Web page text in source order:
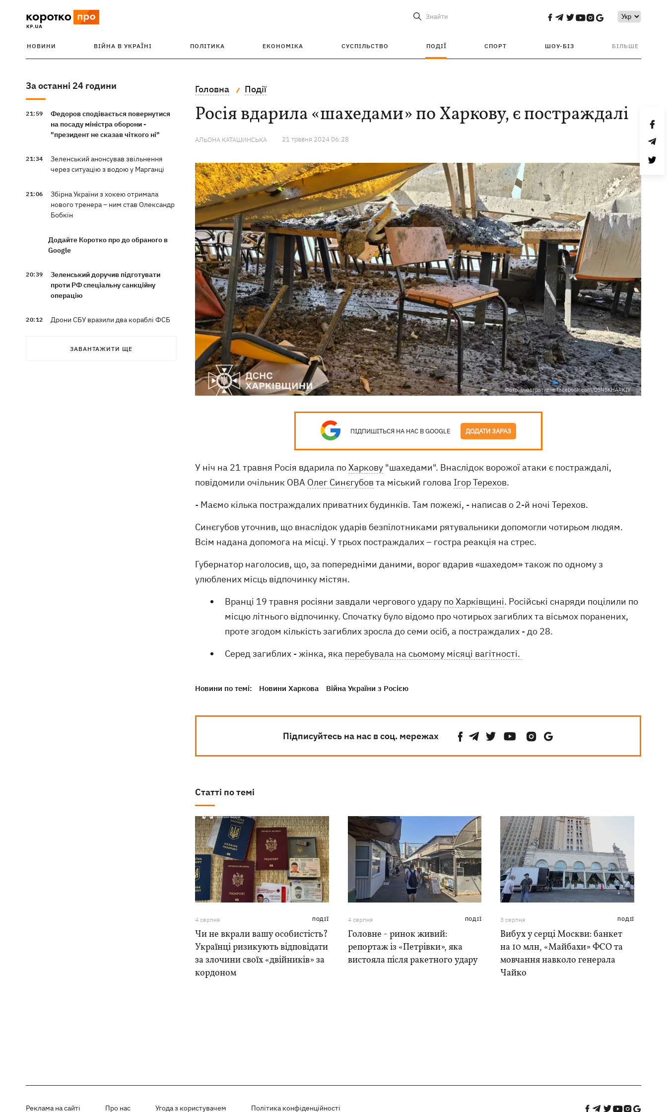
Знайти
НОВИНИ ВІЙНА В УКРАЇНІ ПОЛІТИКА ЕКОНОМІКА СУСПІЛЬСТВО ПОДІЇ СПОРТ ШОУ-БІЗ БІЛЬШЕ
За останні 24 години
21:59
Федоров сподівається повернутися
на посаду міністра оборони -
"президент не сказав чіткого ні"
21:34
Зеленський анонсував звільнення
через ситуацію з водою у Марганці
21:06
Збірна України з хокею отримала
нового тренера – ним став Олександр
Бобкін
Додайте Коротко про до обраного в
Google
20:39
Зеленський доручив підготувати
проти РФ спеціальну санкційну
операцію
20:12
Дрони СБУ вразили два кораблі ФСБ
Зеленський підписав укази про
ЗАВАНТАЖИТИ ЩЕ
Головна Події
Росія вдарила «шахедами» по Харкову, є постраждалі
АЛЬОНА КАТАШИНСЬКА 21 травня 2024 06:28
Фото: ілюстративне facebook.com/DSNSKHARKIV
ПІДПИШІТЬСЯ НА НАС В GOOGLE ДОДАТИ ЗАРАЗ
У ніч на 21 травня Росія вдарила поХаркову "шахедами". Внаслідок ворожої атаки є постраждалі,
повідомили очільник ОВА Олег Синєгубов та міський голова Ігор Терехов.
- Маємо кілька постраждалих приватних будинків. Там пожежі, - написав о 2-й ночі Терехов.
Синєгубов уточнив, що внаслідок ударів безпілотниками рятувальники допомогли чотирьом людям.
Всім надана допомога на місці. У трьох постраждалих – гостра реакція на стрес.
Губернатор наголосив, що, за попередніми даними, ворог вдарив «шахедом» також по одному з
улюблених місць відпочинку містян.
Вранці 19 травня росіяни завдали черговогоудару по Харківщині. Російські снаряди поцілили по
місцю літнього відпочинку. Спочатку було відомо про чотирьох загиблих та вісьмох поранених,
проте згодом кількість загиблих зросла до семи осіб, а постраждалих - до 28.
Серед загиблих - жінка, яка перебувала на сьомому місяці вагітності.
Новини по темі: Новини Харкова Війна України з Росією
Підписуйтесь на нас в соц. мережах
Статті по темі
4 серпня ПОДІЇ
Чи не вкрали вашу особистість?
Українці ризикують відповідати
за злочини своїх «двійників» за
кордоном
4 серпня ПОДІЇ
Головне - ринок живий:
репортаж із «Петрівки», яка
вистояла після ракетного удару
3 серпня ПОДІЇ
Вибух у серці Москви: банкет
на 10 млн, «Майбахи» ФСО та
мовчання навколо генерала
Чайко
Реклама на сайті Про нас Угода з користувачем Політика конфіденційності